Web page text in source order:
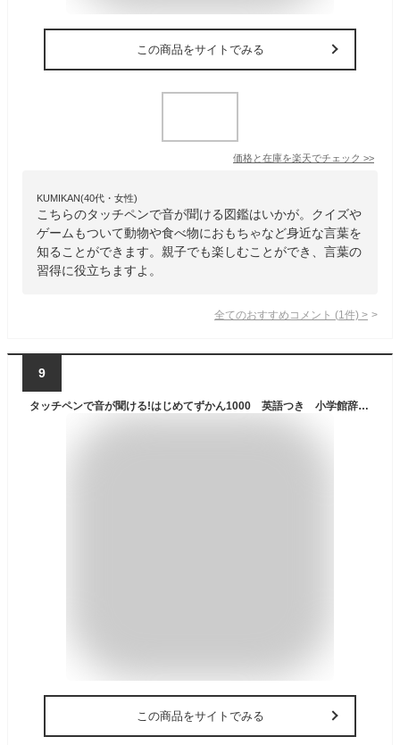
この商品をサイトでみる
価格と在庫を楽天でチェック >>
KUMIKAN(40代・女性)
こちらのタッチペンで音が聞ける図鑑はいかが。クイズや
ゲームもついて動物や食べ物におもちゃなど身近な言葉を
知ることができます。親子でも楽しむことができ、言葉の
習得に役立ちますよ。
全てのおすすめコメント (1 件) >
9
タッチペンで音が聞ける!はじめてずかん1000 英語つき 小学館辞典編集部/編
この商品をサイトでみる